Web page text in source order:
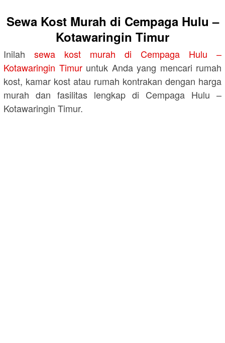
Sewa Kost Murah di Cempaga Hulu –
Kotawaringin Timur
Inilah sewa kost murah di Cempaga Hulu –
Kotawaringin Timuruntuk Anda yang mencari rumah
kost, kamar kost atau rumah kontrakan dengan harga
murah dan fasilitas lengkap di Cempaga Hulu –
Kotawaringin Timur.